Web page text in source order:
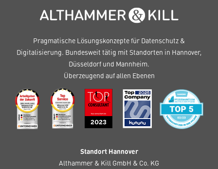
Pragmatische Lösungskonzepte für Datenschutz &
Digitalisierung. Bundesweit tätig mit Standorten in Hannover,
Düsseldorf und Mannheim.
Überzeugend auf allen Ebenen
Standort Hannover
Althammer & Kill GmbH & Co. KG